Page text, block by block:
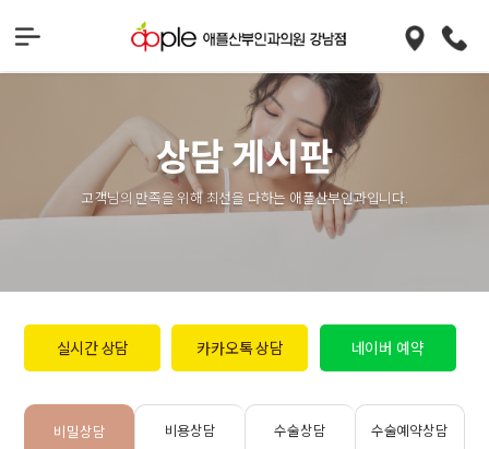
상담 게시판
고객님의 만족을 위해 최선을 다하는 애플산부인과입니다.
실시간 상담 카카오톡 상담 네이버 예약
비밀상담 비용상담 수술상담 수술예약상담